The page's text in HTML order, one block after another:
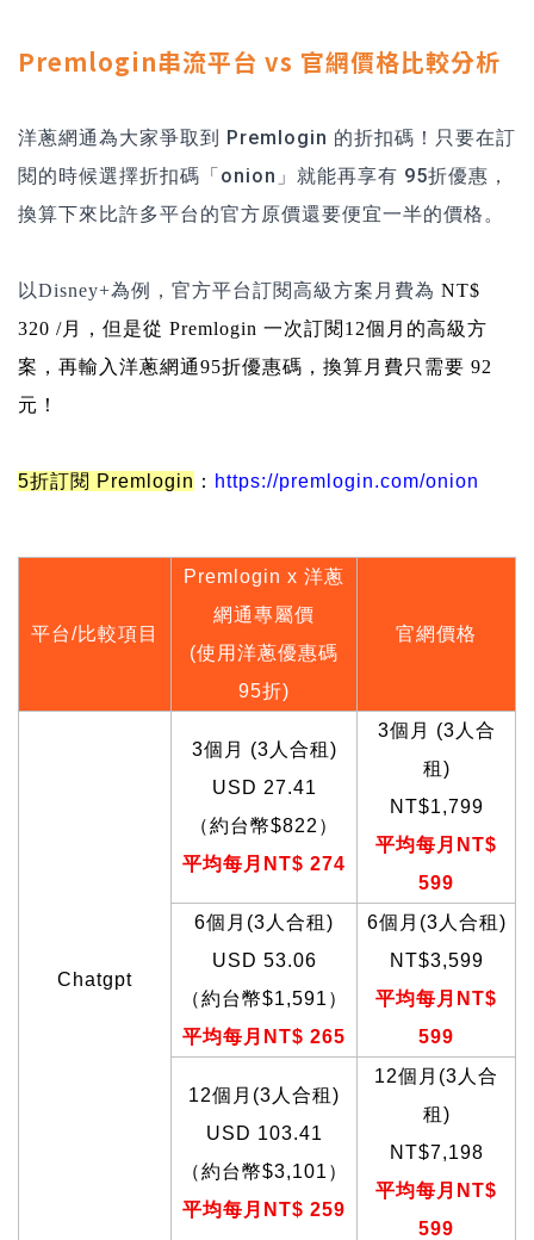
Premlogin串流平台 vs 官網價格比較分析
洋蔥網通為大家爭取到 Premlogin 的折扣碼！只要在訂
閱的時候選擇折扣碼「onion」就能再享有 95折優惠，
換算下來比許多平台的官方原價還要便宜一半的價格。
以Disney+為例，官方平台訂閱高級方案月費為 NT$
320 /月，但是從 Premlogin 一次訂閱12個月的高級方
案，再輸入洋蔥網通95折優惠碼，換算月費只需要 92
元！
5折訂閱 Premlogin ： https://premlogin.com/onion
平台/比較項目
Premlogin x 洋蔥
網通專屬價
(使用洋蔥優惠碼
95折)
官網價格
Chatgpt
3個月 (3人合租)
USD 27.41
（約台幣$822）
平均每月NT$ 274
3個月 (3人合
租)
NT$1,799
平均每月NT$
599
6個月(3人合租)
USD 53.06
（約台幣$1,591）
平均每月NT$ 265
6個月(3人合租)
NT$3,599
平均每月NT$
599
12個月(3人合租)
USD 103.41
（約台幣$3,101）
平均每月NT$ 259
12個月(3人合
租)
NT$7,198
平均每月NT$
599